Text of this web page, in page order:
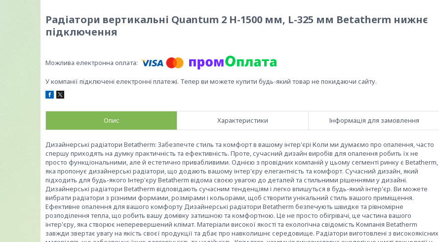
Радіатори вертикальні Quantum 2 H-1500 мм, L-325 мм Betatherm нижнє
підключення
У компанії підключені електронні платежі. Тепер ви можете купити будь-який товар не покидаючи сайту.
Опис Характеристики Інформація для замовлення
Дизайнерські радіатори Betatherm: Забезпечте стиль та комфорт в вашому інтер'єрі Коли ми думаємо про опалення, часто
спершу приходять на думку практичність та ефективність. Проте, сучасний дизайн виробів для опалення робить їх не
просто функціональними, але й естетично привабливими. Однією з провідних компаній у цьому сегменті ринку є Betatherm,
яка пропонує дизайнерські радіатори, що додають вашому інтер'єру елегантність та комфорт. Сучасний дизайн, який
підходить для будь-якого Інтер'єру Betatherm відома своєю увагою до деталей та стильними рішеннями у дизайні.
Дизайнерські радіатори Betatherm відповідають сучасним тенденціям і легко впишуться в будь-який інтер'єр. Ви можете
вибрати радіатори з різними формами, розмірами і кольорами, щоб створити унікальний стиль вашого приміщення.
Ефективне опалення для вашого комфорту Дизайнерські радіатори Betatherm безпечують швидке та рівномірне
розподілення тепла, що робить вашу домівку затишною та комфортною. Це не просто обігрівачі, це частина вашого
інтер'єру, яка створює неперевершений клімат. Матеріали високої якості та екологічна свідомість Компанія Betatherm
завжди звертає увагу на якість своєї продукції та дбає про навколишнє середовище. Радіатори виготовлені з високоякісних